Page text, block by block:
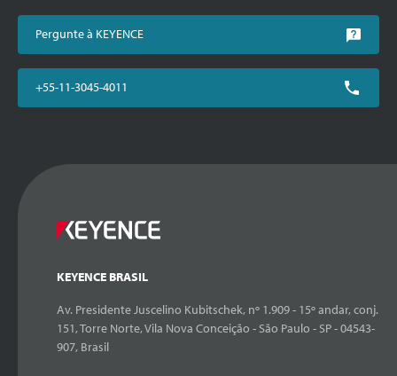
Pergunte à KEYENCE
+55-11-3045-4011
KEYENCE BRASIL
Av. Presidente Juscelino Kubitschek, nº 1.909 - 15º andar, conj.
151, Torre Norte, Vila Nova Conceição - São Paulo - SP - 04543-
907, Brasil